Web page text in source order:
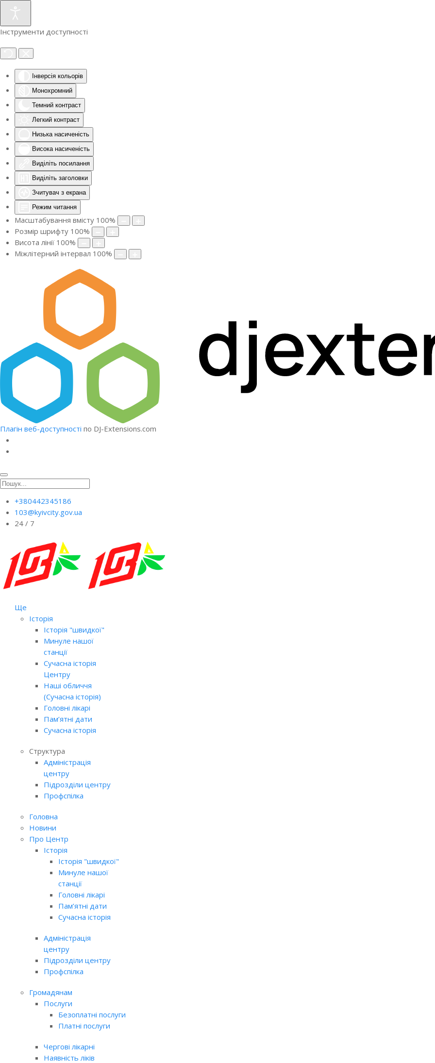
Інструменти доступності
Інверсія кольорів
Монохромний
Темний контраст
Легкий контраст
Низька насиченість
Висока насиченість
Виділіть посилання
Виділіть заголовки
Зчитувач з екрана
Режим читання
Масштабування вмісту 100%
Розмір шрифту 100%
Висота лінії 100%
Міжлітерний інтервал 100%
Плагін веб-доступності по DJ-Extensions.com
+380442345186
103@kyivcity.gov.ua
24 / 7
Ще
Історія
Історія "швидкої"
Минуле нашої
станції
Сучасна історія
Центру
Наші обличчя
(Сучасна історія)
Головні лікарі
Пам’ятні дати
Сучасна історія
Структура
Адміністрація
центру
Підрозділи центру
Профспілка
Головна
Новини
Про Центр
Історія
Історія "швидкої"
Минуле нашої
станції
Головні лікарі
Пам’ятні дати
Сучасна історія
Адміністрація
центру
Підрозділи центру
Профспілка
Громадянам
Послуги
Безоплатні послуги
Платні послуги
Чергові лікарні
Наявність ліків